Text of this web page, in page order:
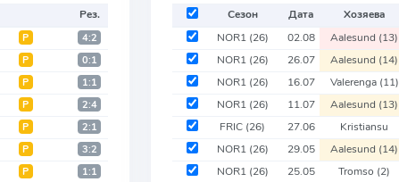
Рез.
Р 4:2
Р 0:1
Р 1:1
Р 2:4
Р 2:1
Р 3:2
Р 1:1
Сезон Дата Хозяева
NOR1 (26) 02.08 Aalesund (13)
NOR1 (26) 26.07 Aalesund (14)
NOR1 (26) 16.07 Valerenga (11)
NOR1 (26) 11.07 Aalesund (13)
FRIC (26) 27.06 Kristiansu
NOR1 (26) 29.05 Aalesund (14)
NOR1 (26) 25.05 Tromso (2)